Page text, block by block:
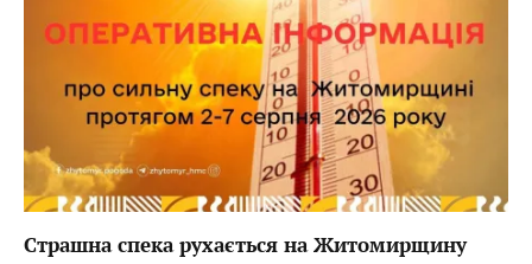
Страшна спека рухається на Житомирщину